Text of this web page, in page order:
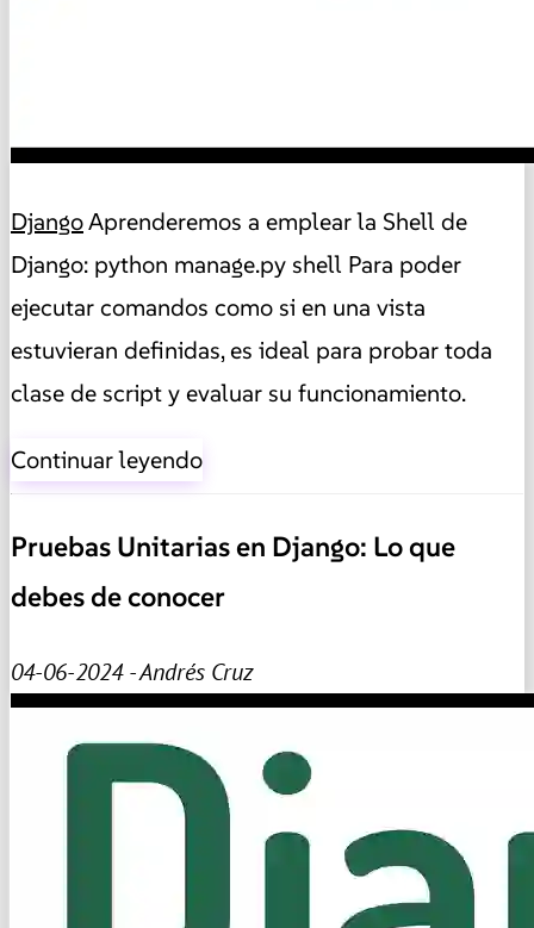
DjangoAprenderemos a emplear la Shell de
Django: python manage.py shell Para poder
ejecutar comandos como si en una vista
estuvieran definidas, es ideal para probar toda
clase de script y evaluar su funcionamiento.
Continuar leyendo
Pruebas Unitarias en Django: Lo que
debes de conocer
04-06-2024 - Andrés Cruz